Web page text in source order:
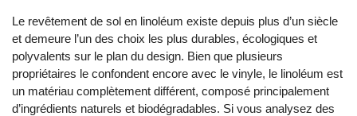
Le revêtement de sol en linoléum existe depuis plus d’un siècle
et demeure l’un des choix les plus durables, écologiques et
polyvalents sur le plan du design. Bien que plusieurs
propriétaires le confondent encore avec le vinyle, le linoléum est
un matériau complètement différent, composé principalement
d’ingrédients naturels et biodégradables. Si vous analysez des